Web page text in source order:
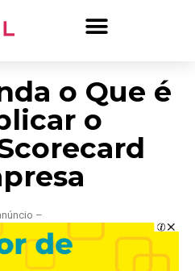
o Que é
o
–